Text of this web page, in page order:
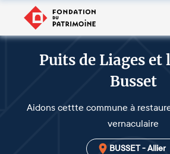
Puits de Liages et
Busset
Aidons cettte commune à
vernaculaire
BUSSET - Allier